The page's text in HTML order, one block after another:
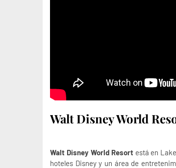
Walt Disney World
Walt Disney World Resortestá en
hoteles Disney y un área de